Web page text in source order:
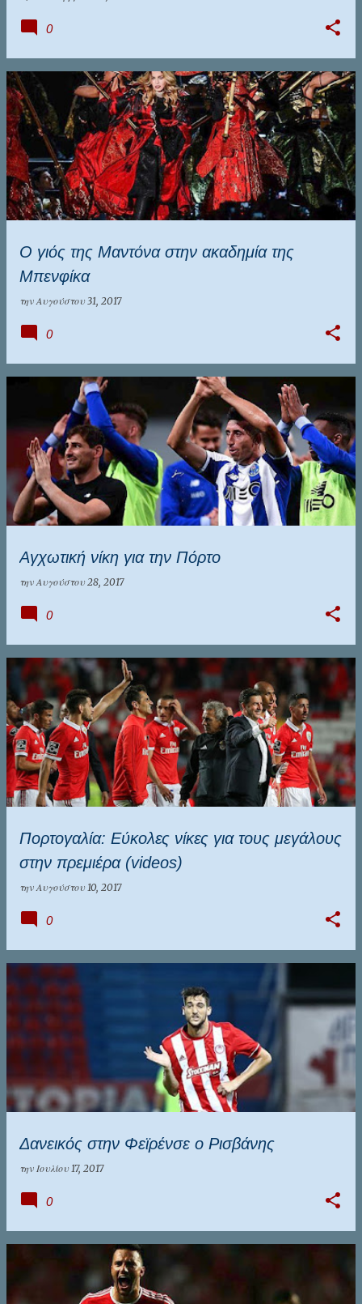
0
Ο γιός της Μαντόνα στην ακαδημία της
Μπενφίκα
την Αυγούστου 31, 2017
0
Αγχωτική νίκη για την Πόρτο
την Αυγούστου 28, 2017
0
Πορτογαλία: Εύκολες νίκες για τους μεγάλους
στην πρεμιέρα (videos)
την Αυγούστου 10, 2017
0
Δανεικός στην Φεϊρένσε ο Ρισβάνης
την Ιουλίου 17, 2017
0